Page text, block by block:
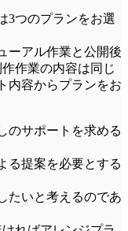
3つのプランをお選
ーアル作業と公開後
作業の内容は同じ
内容からプランをお
のサポートを求める
る提案を必要とする
たいと考えるのであ